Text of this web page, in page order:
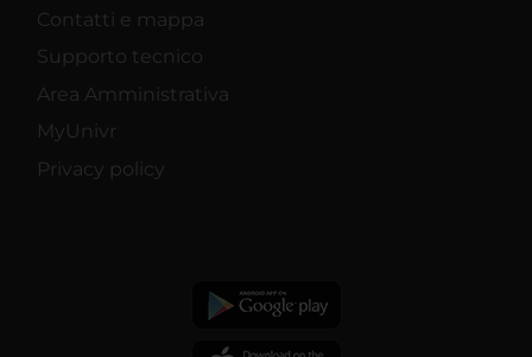
Contatti e mappa
Supporto tecnico
Area Amministrativa
MyUnivr
Privacy policy